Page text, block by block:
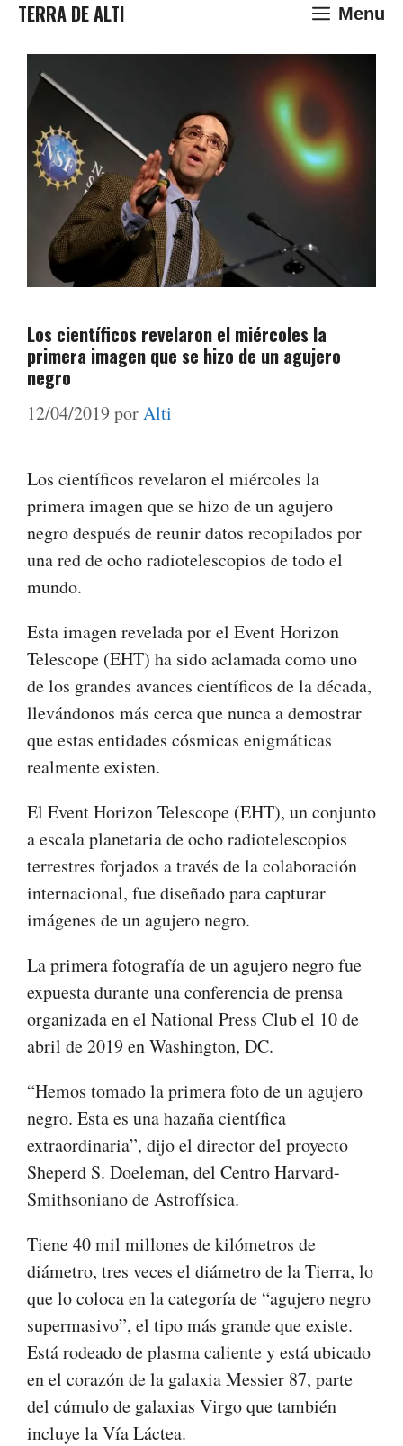
Saltar
contenido
TERRA DE ALTI Menu
Los científicos revelaron el miércoles la
primera imagen que se hizo de un agujero
negro
12/04/2019 porAlti
Los científicos revelaron el miércoles la
primera imagen que se hizo de un agujero
negro después de reunir datos recopilados por
una red de ocho radiotelescopios de todo el
mundo.
Esta imagen revelada por el Event Horizon
Telescope (EHT) ha sido aclamada como uno
de los grandes avances científicos de la década,
llevándonos más cerca que nunca a demostrar
que estas entidades cósmicas enigmáticas
realmente existen.
El Event Horizon Telescope (EHT), un conjunto
a escala planetaria de ocho radiotelescopios
terrestres forjados a través de la colaboración
internacional, fue diseñado para capturar
imágenes de un agujero negro.
La primera fotografía de un agujero negro fue
expuesta durante una conferencia de prensa
organizada en el National Press Club el 10 de
abril de 2019 en Washington, DC.
“Hemos tomado la primera foto de un agujero
negro. Esta es una hazaña científica
extraordinaria”, dijo el director del proyecto
Sheperd S. Doeleman, del Centro Harvard-
Smithsoniano de Astrofísica.
Tiene 40 mil millones de kilómetros de
diámetro, tres veces el diámetro de la Tierra, lo
que lo coloca en la categoría de “agujero negro
supermasivo”, el tipo más grande que existe.
Está rodeado de plasma caliente y está ubicado
en el corazón de la galaxia Messier 87, parte
del cúmulo de galaxias Virgo que también
incluye la Vía Láctea.